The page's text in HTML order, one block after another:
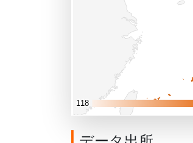
118
118